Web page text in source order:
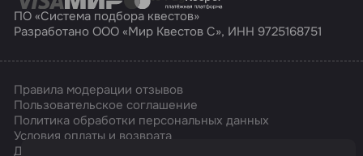
ПО «Система подбора квестов»
Разработано ООО «Мир Квестов С», ИНН 9725168751
Правила модерации отзывов
Пользовательское соглашение
Политика обработки персональных данных
Условия оплаты и возврата
Дизайн